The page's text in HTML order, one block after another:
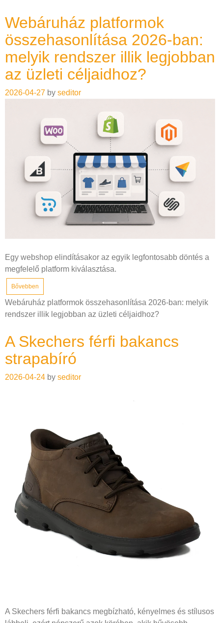
Webáruház platformok
összehasonlítása 2026-ban:
melyik rendszer illik legjobban
az üzleti céljaidhoz?
2026-04-27 by seditor
Egy webshop elindításakor az egyik legfontosabb döntés a
megfelelő platform kiválasztása.
Bővebben
Webáruház platformok összehasonlítása 2026-ban: melyik
rendszer illik legjobban az üzleti céljaidhoz?
A Skechers férfi bakancs
strapabíró
2026-04-24 by seditor
A Skechers férfi bakancs megbízható, kényelmes és stílusos